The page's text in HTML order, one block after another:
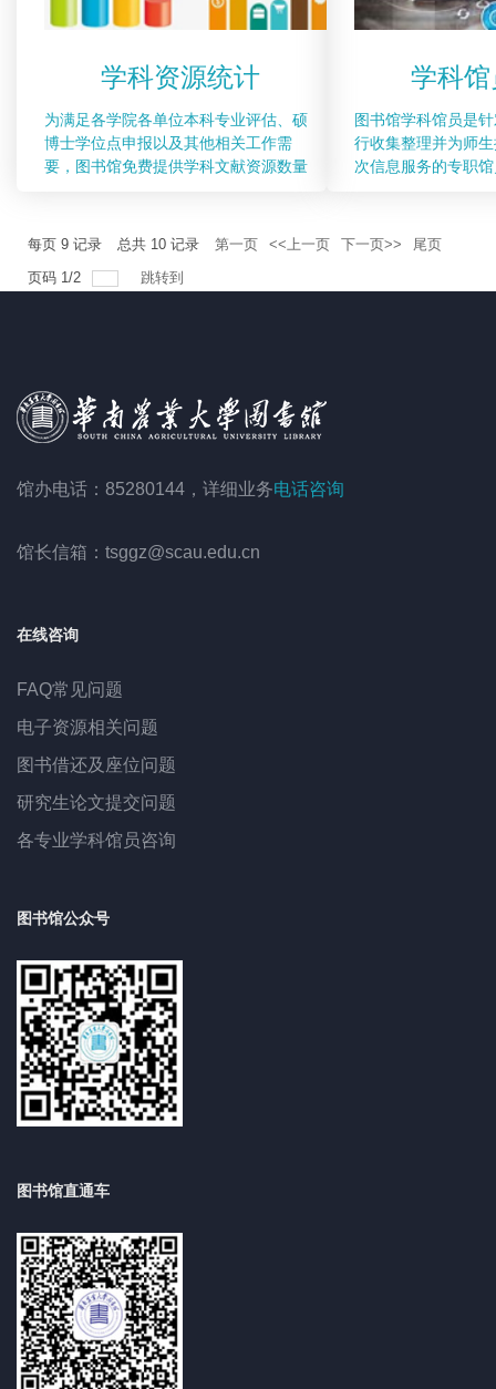
学科资源统计
为满足各学院各单位本科专业评估、硕
博士学位点申报以及其他相关工作需
要，图书馆免费提供学科文献资源数量
学科
图书馆学科馆员是
行收集整理并为师
次信息服务的专职
每页 9 记录 总共 10 记录 第一页 <<上一页 下一页>>
尾页
页码 1/2 跳转到
馆办电话：85280144，详细业务电话咨询
馆长信箱：tsggz@scau.edu.cn
在线咨询
FAQ常见问题
电子资源相关问题
图书借还及座位问题
研究生论文提交问题
各专业学科馆员咨询
图书馆公众号
图书馆直通车